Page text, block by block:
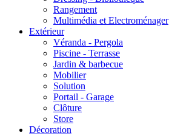
Rangement
Multimédia et Electroménager
Extérieur
Véranda - Pergola
Piscine - Terrasse
Jardin & barbecue
Mobilier
Solution
Portail - Garage
Clôture
Store
Décoration